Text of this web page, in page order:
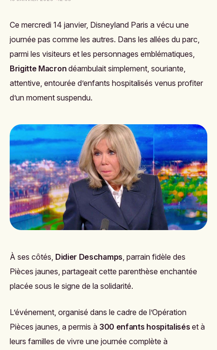
Ce mercredi 14 janvier, Disneyland Paris a vécu une
journée pas comme les autres. Dans les allées du parc,
parmi les visiteurs et les personnages emblématiques,
Brigitte Macron déambulait simplement, souriante,
attentive, entourée d’enfants hospitalisés venus profiter
d’un moment suspendu.
À ses côtés, Didier Deschamps , parrain fidèle des
Pièces jaunes, partageait cette parenthèse enchantée
placée sous le signe de la solidarité.
L’événement, organisé dans le cadre de l’Opération
Pièces jaunes, a permis à 300 enfants hospitalisés et à
leurs familles de vivre une journée complète à